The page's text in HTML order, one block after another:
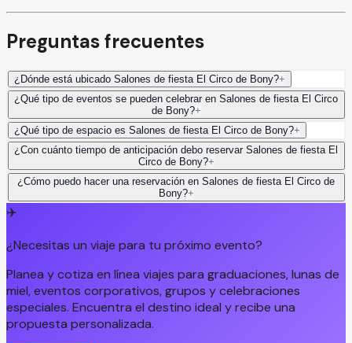
Preguntas frecuentes
¿Dónde está ubicado Salones de fiesta El Circo de Bony?+
¿Qué tipo de eventos se pueden celebrar en Salones de fiesta El Circo
de Bony?+
¿Qué tipo de espacio es Salones de fiesta El Circo de Bony?+
¿Con cuánto tiempo de anticipación debo reservar Salones de fiesta El
Circo de Bony?+
¿Cómo puedo hacer una reservación en Salones de fiesta El Circo de
Bony?+
✈️
¿Necesitas un viaje para tu próximo evento?
Planea y cotiza en línea viajes para graduaciones, lunas de
miel, eventos corporativos, grupos y celebraciones
especiales. Encuentra el destino ideal y recibe una
propuesta personalizada.